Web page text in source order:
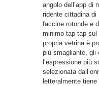
angolo dell’app di
ridente cittadina di
faccine rotonde e
minimo tap tap sul
propria vetrina è
più smagliante, gli
l’espressione più
selezionata
letteralmente